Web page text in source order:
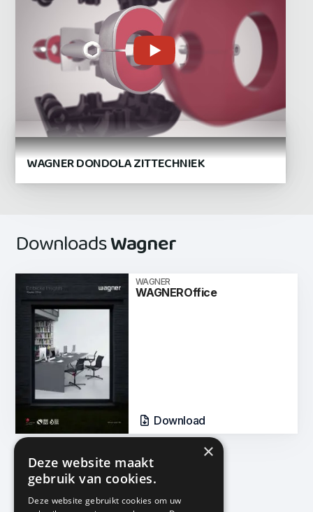
WAGNER DONDOLA ZITTECHNIEK
DownloadsWagner
WAGNER
WAGNEROffice
Download
×
Deze website maakt
gebruik van cookies.
Deze website gebruikt cookies om uw